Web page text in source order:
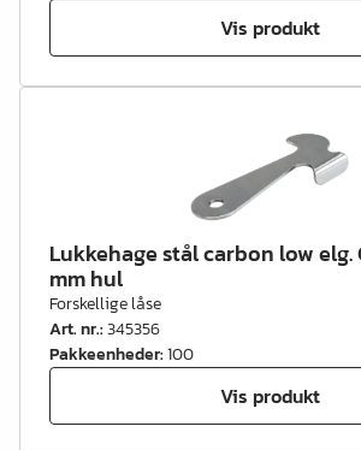
Vis produkt
Lukkehage stål carbon low elg.
mm hul
Forskellige låse
Art. nr.:345356
Pakkeenheder:100
Vis produkt